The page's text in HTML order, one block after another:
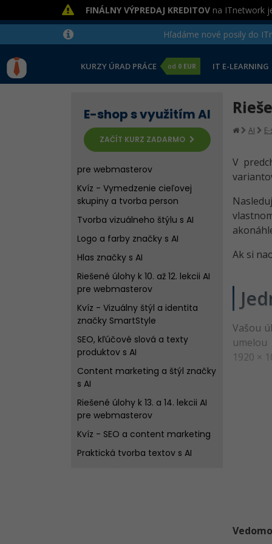
FINÁLNY VÝPREDAJ KREDITOV na ITnetwork
Hľadáme nové posily do
KURZY ÚRAD PRÁCE od 0 EUR IT E-LEARNING
E-shop s využitím AI
ZAČÍT KURZ ZADARMO
Riešené úlohy k 5. a 6. lekcii AI
pre webmasterov
Generovanie produktovej
Kvíz - Kolekcie a generovanie
produktovej databázy
Vymedzenie cieľovej skupiny s AI
Generovanie zákazníckych
person umelou inteligenciou
pre webmasterov
Kvíz - Vymedzenie cieľovej
skupiny a tvorba person
Tvorba vizuálneho štýlu s AI
Logo a farby značky s AI
Hlas značky s AI
Riešené úlohy k 10. až 12. lekcii AI
pre webmasterov
Kvíz - Vizuálny štýl a identita
značky SmartStyle
SEO, kľúčové slová a texty
produktov s AI
Content marketing a štýl značky
s AI
Riešené úlohy k 13. a 14. lekcii AI
pre webmasterov
Kvíz - SEO a content marketing
Praktická tvorba textov s AI
AI
V
Ak si
Vašou
umelou
1920 ×